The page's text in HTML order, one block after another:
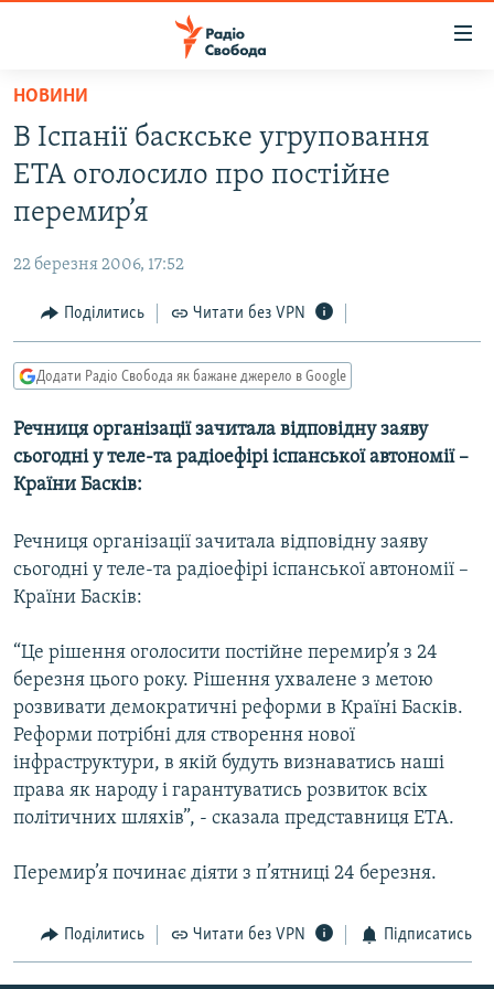
Перейти
основного
матеріалу
до
основної
навігації
Перейти
до
пошуку
РАДІО СВОБОДА – 70 РОКІВ
ЕКОНОМІКА
СУСПІЛЬСТВО
УКРАЇНА
СВІТ
РОСІЙСЬКА «ФІЛЬТРАЦІЯ»
ДОНБАС.РЕАЛІЇ
ТИ ЯК?
СХЕМИ
КИТАЙ.ВИКЛИКИ
ФОТО
СПЕЦПРОЄКТИ
КРИМ РЕАЛІЇ
РУС
УКР
КТАТ
ДОЛУЧАЙСЯ!
НОВИНИ
В Іспанії баскське угруповання
ЕТА оголосило про постійне
перемир’я
22 березня 2006, 17:52
Поділитись Читати без VPN
Додати Радіо Свобода як бажане джерело в Google
Речниця організації зачитала відповідну заяву
сьогодні у теле-та радіоефірі іспанської автономії –
Країни Басків:
Речниця організації зачитала відповідну заяву
сьогодні у теле-та радіоефірі іспанської автономії –
Країни Басків:
“Це рішення оголосити постійне перемир’я з 24
березня цього року. Рішення ухвалене з метою
розвивати демократичні реформи в Країні Басків.
Реформи потрібні для створення нової
інфраструктури, в якій будуть визнаватись наші
права як народу і гарантуватись розвиток всіх
політичних шляхів”, - сказала представниця ЕТА.
Перемир’я починає діяти з п’ятниці 24 березня.
Поділитись Читати без VPN Підписатись